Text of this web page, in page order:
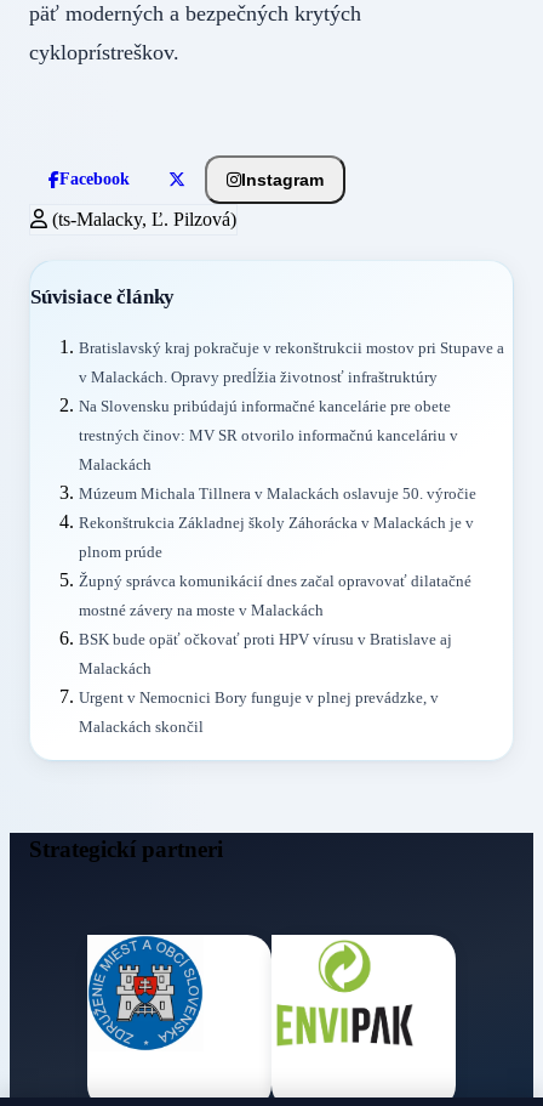
päť moderných a bezpečných krytých
cykloprístreškov.
Facebook Instagram
(ts-Malacky, Ľ. Pilzová)
Súvisiace články
Bratislavský kraj pokračuje v rekonštrukcii mostov pri Stupave a
v Malackách. Opravy predĺžia životnosť infraštruktúry
Na Slovensku pribúdajú informačné kancelárie pre obete
trestných činov: MV SR otvorilo informačnú kanceláriu v
Malackách
Múzeum Michala Tillnera v Malackách oslavuje 50. výročie
Rekonštrukcia Základnej školy Záhorácka v Malackách je v
plnom prúde
Župný správca komunikácií dnes začal opravovať dilatačné
mostné závery na moste v Malackách
BSK bude opäť očkovať proti HPV vírusu v Bratislave aj
Malackách
Urgent v Nemocnici Bory funguje v plnej prevádzke, v
Malackách skončil
Strategickí partneri